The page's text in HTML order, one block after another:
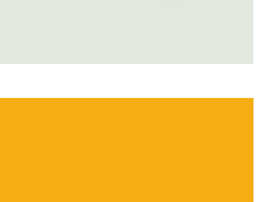
நாவல் ‘ ஆத்தங்கரை ஓரம் ‘